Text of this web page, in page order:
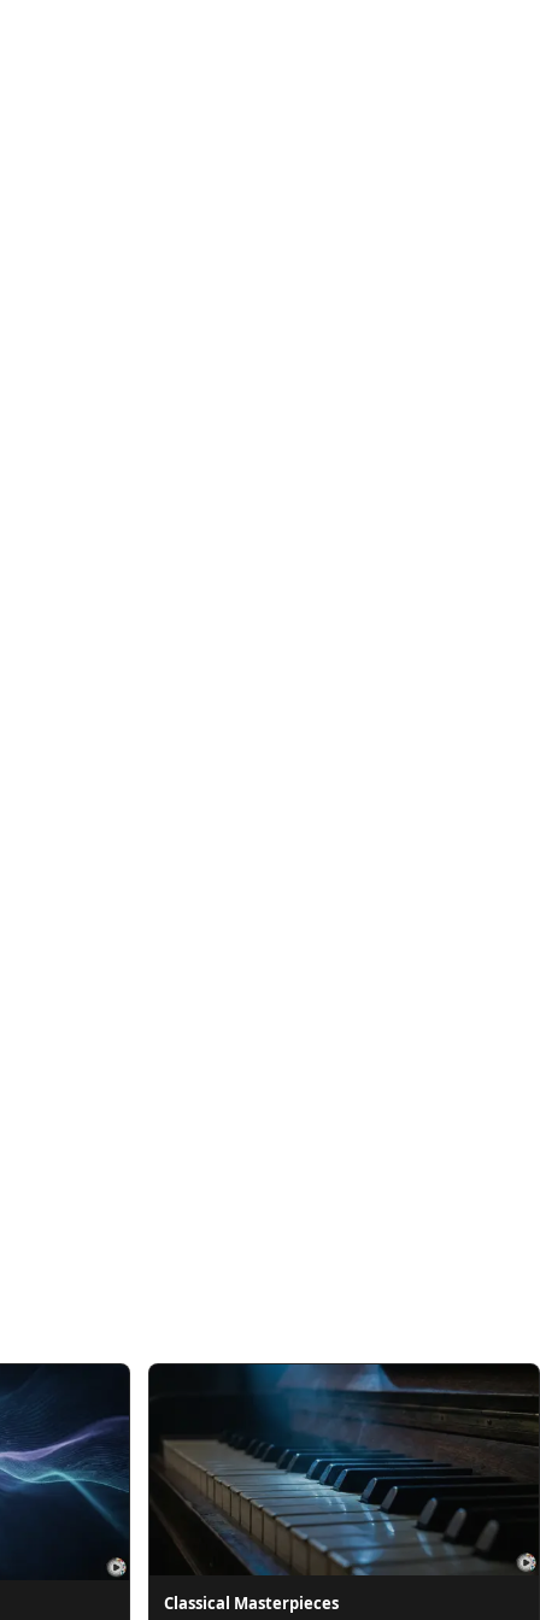
Classical Masterpieces